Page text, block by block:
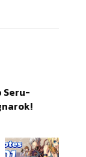
Seru-